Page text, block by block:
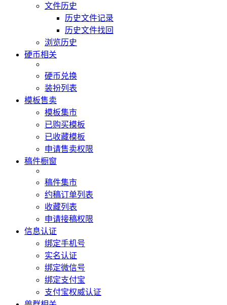
文件历史
历史文件记录
历史文件找回
浏览历史
硬币相关
硬币兑换
装扮列表
模板售卖
模板集市
已购买模板
已收藏模板
申请售卖权限
稿件橱窗
稿件集市
约稿订单列表
收藏列表
申请接稿权限
信息认证
绑定手机号
实名认证
绑定微信号
绑定支付宝
支付宝权威认证